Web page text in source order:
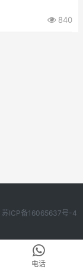
840
苏ICP备16065637号-4
电话